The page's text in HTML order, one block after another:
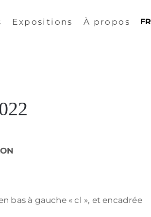
Expositions À propos FR
bas à gauche « cl », et encadrée